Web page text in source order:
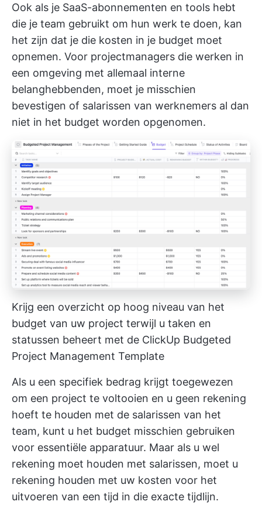
Ook als je SaaS-abonnementen en tools hebt
die je team gebruikt om hun werk te doen, kan
het zijn dat je die kosten in je budget moet
opnemen. Voor projectmanagers die werken in
een omgeving met allemaal interne
belanghebbenden, moet je misschien
bevestigen of salarissen van werknemers al dan
niet in het budget worden opgenomen.
Krijg een overzicht op hoog niveau van het
budget van uw project terwijl u taken en
statussen beheert met de ClickUp Budgeted
Project Management Template
Als u een specifiek bedrag krijgt toegewezen
om een project te voltooien en u geen rekening
hoeft te houden met de salarissen van het
team, kunt u het budget misschien gebruiken
voor essentiële apparatuur. Maar als u wel
rekening moet houden met salarissen, moet u
rekening houden met uw kosten voor het
uitvoeren van een tijd in die exacte tijdlijn.